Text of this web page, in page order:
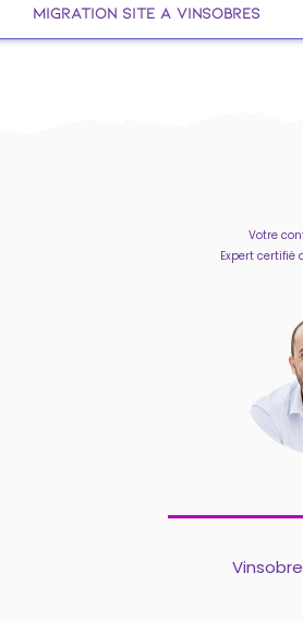
Migration site à Vinsobres
Votre
Expert certifié